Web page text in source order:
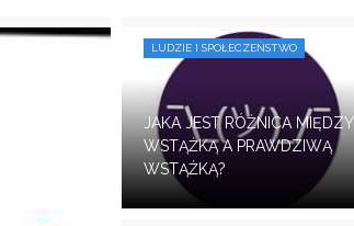
LUDZIE I SPOŁECZEŃSTWO
JAKA JEST RÓŻNICA MIĘDZY
WSTĄŻKĄ A PRAWDZIWĄ
WSTĄŻKĄ?